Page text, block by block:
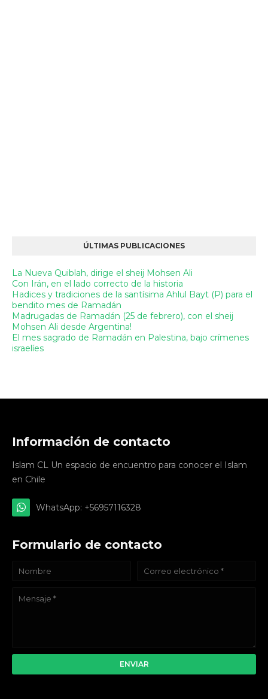
ÚLTIMAS PUBLICACIONES
La Nueva Quiblah, dirige el sheij Mohsen Ali
Con Irán, en el lado correcto de la historia
Hadices y tradiciones de la santísima Ahlul Bayt (P) para el
bendito mes de Ramadán
Madrugadas de Ramadán (25 de febrero), con el sheij
Mohsen Ali desde Argentina!
El mes sagrado de Ramadán en Palestina, bajo crímenes
israelíes
Información de contacto
Islam CL Un espacio de encuentro para conocer el Islam
en Chile
WhatsApp: +56957116328
Formulario de contacto